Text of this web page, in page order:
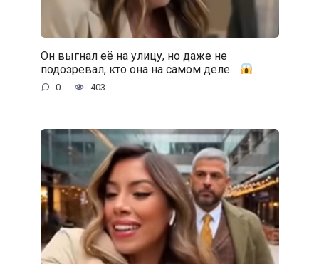
Он выгнал её на улицу, но даже не
подозревал, кто она на самом деле…
0 403